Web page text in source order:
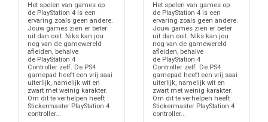
Het spelen van games op
de PlayStation 4 is een
ervaring zoals geen andere.
Jouw games zien er beter
uit dan ooit. Niks kan jou
nog van de gamewereld
afleiden, behalve
de PlayStation 4
Controller zelf. De PS4
gamepad heeft een vrij saai
uiterlijk, namelijk wit en
zwart met weinig karakter.
Om dit te verhelpen heeft
Stickermaster PlayStation 4
controller...
Het spelen van games op
de PlayStation 4 is een
ervaring zoals geen andere.
Jouw games zien er beter
uit dan ooit. Niks kan jou
nog van de gamewereld
afleiden, behalve
de PlayStation 4
Controller zelf. De PS4
gamepad heeft een vrij saai
uiterlijk, namelijk wit en
zwart met weinig karakter.
Om dit te verhelpen heeft
Stickermaster PlayStation 4
controller...